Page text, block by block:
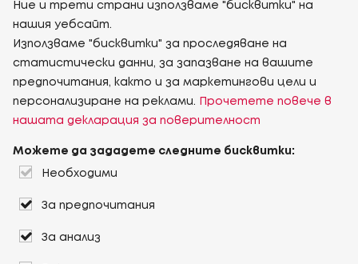
Ние и трети страни използваме "бисквитки" на
нашия уебсайт.
Използваме "бисквитки" за проследяване на
статистически данни, за запазване на вашите
предпочитания, както и за маркетингови цели и
персонализиране на реклами.
Прочетете повече в
нашата декларация за поверителност
Можете да зададете следните бисквитки:
Необходими
За предпочитания
За анализ